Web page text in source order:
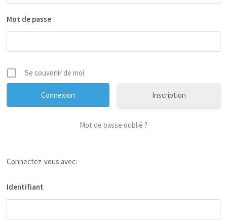
Mot de passe
Se souvenir de moi
Inscription
Mot de passe oublié ?
Connectez-vous avec:
Identifiant